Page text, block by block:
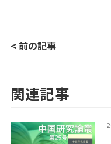
< 前の記事
関連記事